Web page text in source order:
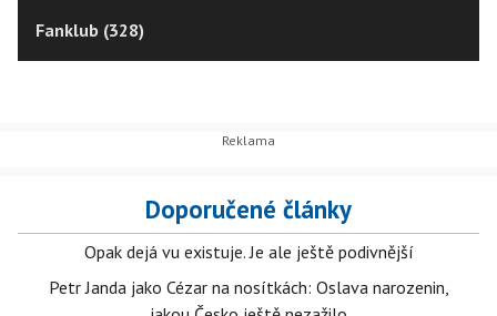
Fanklub (328)
Doporučené články
Opak dejá vu existuje. Je ale ještě podivnější
Petr Janda jako Cézar na nosítkách: Oslava narozenin,